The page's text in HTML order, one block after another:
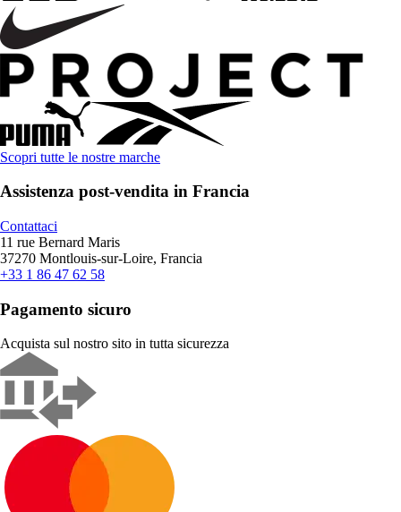
Scopri tutte le nostre marche
Assistenza post-vendita in Francia
Contattaci
11 rue Bernard Maris
37270 Montlouis-sur-Loire, Francia
+33 1 86 47 62 58
Pagamento sicuro
Acquista sul nostro sito in tutta sicurezza